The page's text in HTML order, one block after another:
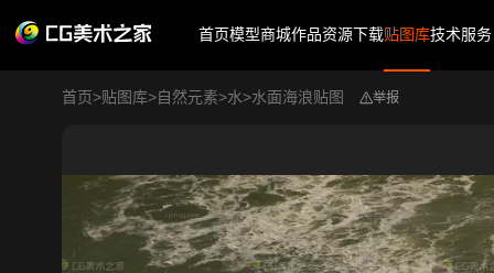
首页模型商城作品资源下载贴图库技术服务
首页>贴图库>自然元素>水>水面海浪贴图 举报